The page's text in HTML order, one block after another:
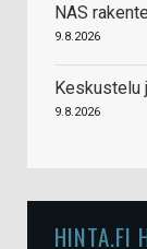
NAS
9.8.2026
Keskustelu
9.8.2026
HINTA.FI